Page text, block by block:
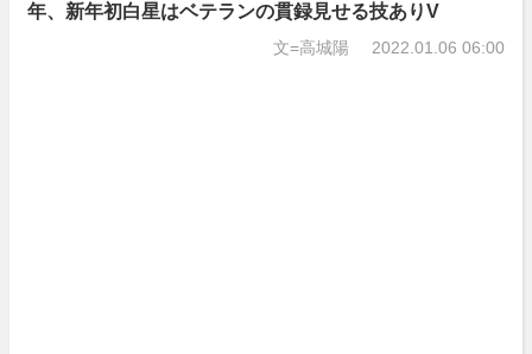
年、新年初白星はベテランの貫録見せる技ありV
文=高城陽 2022.01.06 06:00